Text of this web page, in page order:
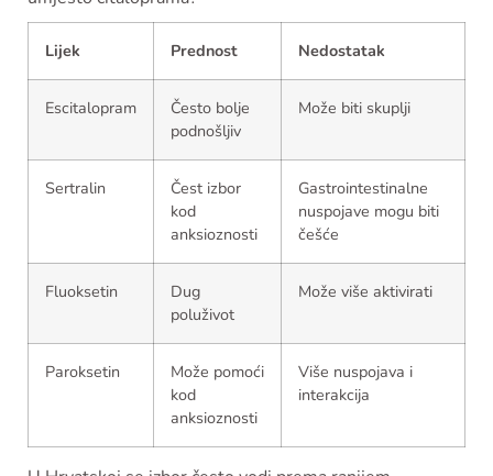
Lijek Prednost Nedostatak
Escitalopram
Često bolje
podnošljiv
Može biti skuplji
Sertralin
Čest izbor
kod
anksioznosti
Gastrointestinalne
nuspojave mogu biti
češće
Fluoksetin
Dug
poluživot
Može više aktivirati
Paroksetin
Može pomoći
kod
anksioznosti
Više nuspojava i
interakcija